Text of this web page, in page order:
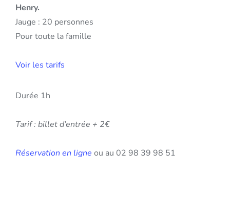
Henry.
Jauge : 20 personnes
Pour toute la famille
Voir les tarifs
Durée 1h
Tarif : billet d’entrée + 2€
Réservation en ligne ou au 02 98 39 98 51